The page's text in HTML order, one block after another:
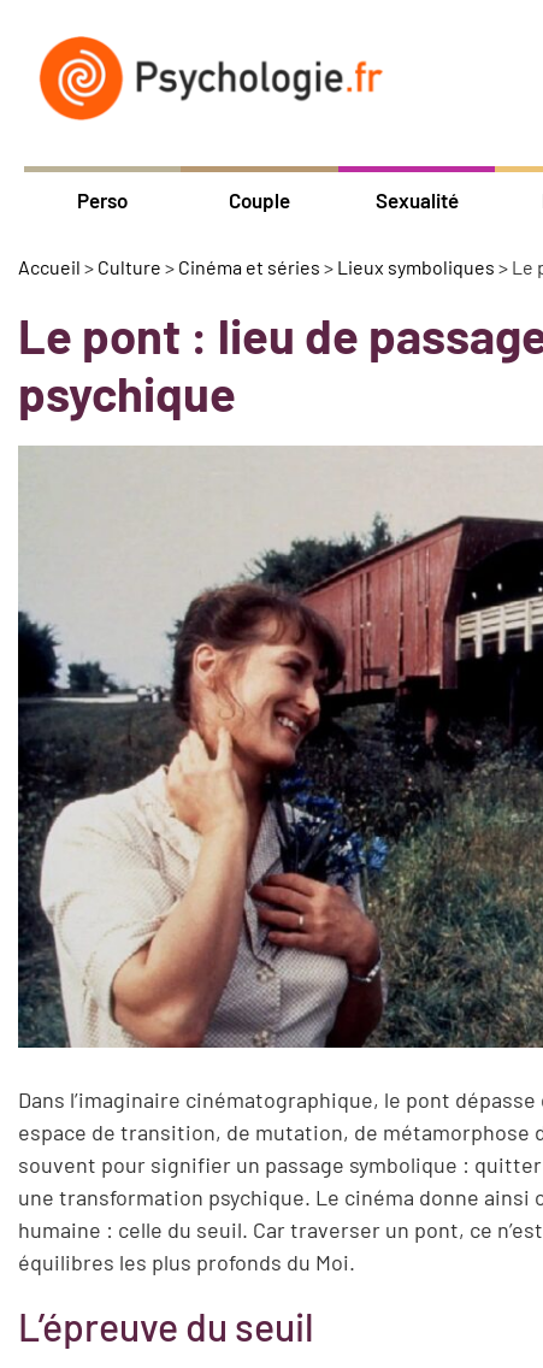
Perso Couple Sexualité
Accueil > Culture > Cinéma et séries > Lieux symboliques > Le
Le pont : lieu de
psychique
Dans l’imaginaire cinématographique, le pont
espace de transition, de mutation, de métamorphose
souvent pour signifier un passage symbolique :
une transformation psychique. Le cinéma donne ainsi
humaine : celle du seuil. Car traverser un pont, ce
équilibres les plus profonds du Moi.
L’épreuve du seuil